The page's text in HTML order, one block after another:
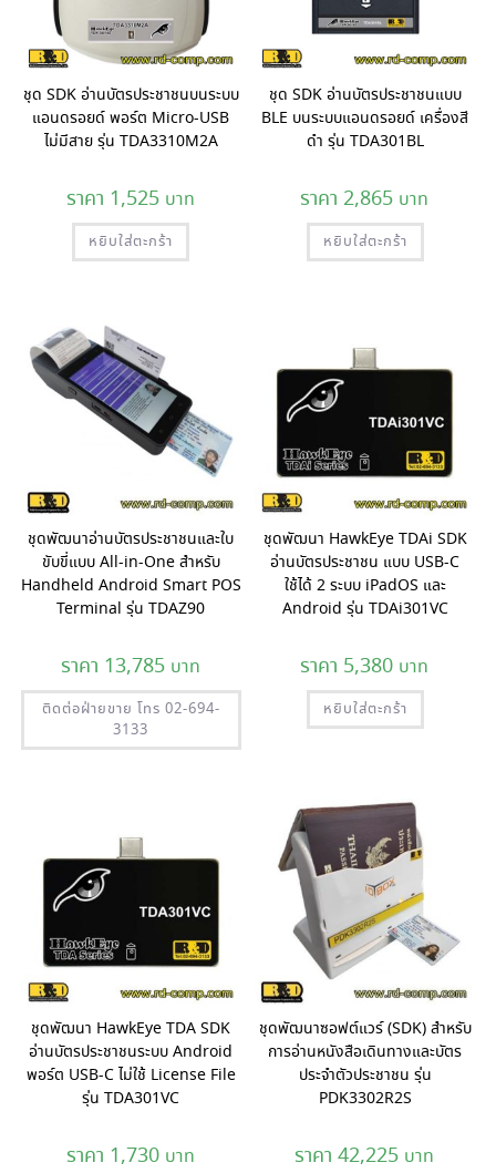
ชุด SDK อ่านบัตรประชาชนบนระบบ
แอนดรอยด์ พอร์ต Micro-USB
ไม่มีสาย รุ่น TDA3310M2A
1,525
หยิบใส่ตะกร้า
ชุด SDK อ่านบัตรประชาชนแบบ
BLE บนระบบแอนดรอยด์ เครื่องสี
ดำ รุ่น TDA301BL
2,865
หยิบใส่ตะกร้า
ชุดพัฒนาอ่านบัตรประชาชนและใบ
ขับขี่แบบ All-in-One สำหรับ
Handheld Android Smart POS
Terminal รุ่น TDAZ90
13,785
ติดต่อฝ่ายขาย โทร 02-694-
3133
ชุดพัฒนา HawkEye TDAi SDK
อ่านบัตรประชาชน แบบ USB-C
ใช้ได้ 2 ระบบ iPadOS และ
Android รุ่น TDAi301VC
5,380
หยิบใส่ตะกร้า
ชุดพัฒนา HawkEye TDA SDK
อ่านบัตรประชาชนระบบ Android
พอร์ต USB-C ไม่ใช้ License File
รุ่น TDA301VC
1,730
ชุดพัฒนาซอฟต์แวร์ (SDK) สำหรับ
การอ่านหนังสือเดินทางและบัตร
ประจำตัวประชาชน รุ่น
PDK3302R2S
42,225